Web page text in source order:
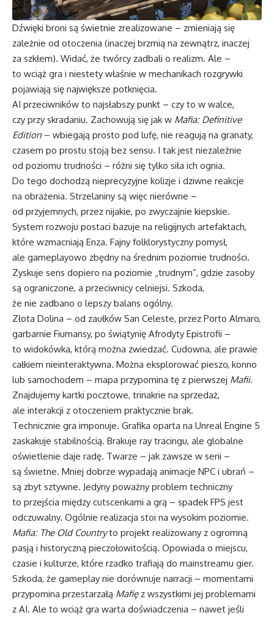
Dźwięki broni są świetnie zrealizowane – zmieniają się
zależnie od otoczenia (inaczej brzmią na zewnątrz, inaczej
za szkłem). Widać, że twórcy zadbali o realizm. Ale –
to wciąż gra i niestety właśnie w mechanikach rozgrywki
pojawiają się największe potknięcia.
AI przeciwników to najsłabszy punkt – czy to w walce,
czy przy skradaniu. Zachowują się jak w Mafia: Definitive
Edition – wbiegają prosto pod lufę, nie reagują na granaty,
czasem po prostu stoją bez sensu. I tak jest niezależnie
od poziomu trudności – różni się tylko siła ich ognia.
Do tego dochodzą nieprecyzyjne kolizje i dziwne reakcje
na obrażenia. Strzelaniny są więc nierówne –
od przyjemnych, przez nijakie, po zwyczajnie kiepskie.
System rozwoju postaci bazuje na religijnych artefaktach,
które wzmacniają Enza. Fajny folklorystyczny pomysł,
ale gameplayowo zbędny na średnim poziomie trudności.
Zyskuje sens dopiero na poziomie „trudnym”, gdzie zasoby
są ograniczone, a przeciwnicy celniejsi. Szkoda,
że nie zadbano o lepszy balans ogólny.
Złota Dolina – od zaułków San Celeste, przez Porto Almaro,
garbarnie Fiumansy, po świątynię Afrodyty Epistrofii –
to widokówka, którą można zwiedzać. Cudowna, ale prawie
całkiem nieinteraktywna. Można eksplorować pieszo, konno
lub samochodem – mapa przypomina tę z pierwszej Mafii.
Znajdujemy kartki pocztowe, trinakrie na sprzedaż,
ale interakcji z otoczeniem praktycznie brak.
Technicznie gra imponuje. Grafika oparta na Unreal Engine 5
zaskakuje stabilnością. Brakuje ray tracingu, ale globalne
oświetlenie daje radę. Twarze – jak zawsze w serii –
są świetne. Mniej dobrze wypadają animacje NPC i ubrań –
są zbyt sztywne. Jedyny poważny problem techniczny
to przejścia między cutscenkami a grą – spadek FPS jest
odczuwalny. Ogólnie realizacja stoi na wysokim poziomie.
Mafia: The Old Countryto projekt realizowany z ogromną
pasją i historyczną pieczołowitością. Opowiada o miejscu,
czasie i kulturze, które rzadko trafiają do mainstreamu gier.
Szkoda, że gameplay nie dorównuje narracji – momentami
przypomina przestarzałą Mafię z wszystkimi jej problemami
z AI. Ale to wciąż gra warta doświadczenia – nawet jeśli